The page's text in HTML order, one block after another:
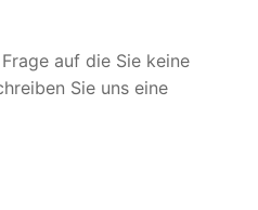
auf die Sie keine
Sie uns eine